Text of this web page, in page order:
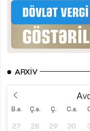
ARXIV
B.e. Ç.a. Ç. C.a.
27 28 29 30